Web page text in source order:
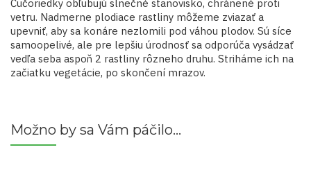
Čučoriedky obľubujú slnečné stanovisko, chránené proti
vetru. Nadmerne plodiace rastliny môžeme zviazať a
upevniť, aby sa konáre nezlomili pod váhou plodov. Sú síce
samoopelivé, ale pre lepšiu úrodnosť sa odporúča vysádzať
vedľa seba aspoň 2 rastliny rôzneho druhu. Striháme ich na
začiatku vegetácie, po skončení mrazov.
Možno by sa Vám páčilo…